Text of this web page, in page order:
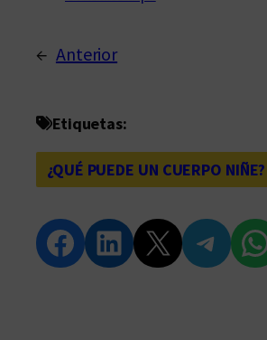
← Anterior
Etiquetas:
¿QUÉ PUEDE UN CUERPO NIÑE?
Compartir en Facebook Compartir en LinkedIn Compartir en Twitter Compartir en Telegram Compartir en WhatsApp